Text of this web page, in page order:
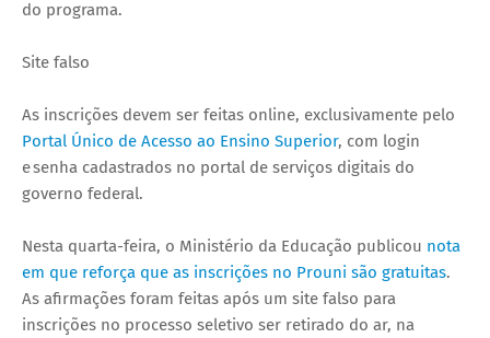
do programa.
Site falso
As inscrições devem ser feitas online, exclusivamente pelo
Portal Único de Acesso ao Ensino Superior, com login
e senha cadastrados no portal de serviços digitais do
governo federal.
Nesta quarta-feira, o Ministério da Educação publicou nota
em que reforça que as inscrições no Prouni são gratuitas.
As afirmações foram feitas após um site falso para
inscrições no processo seletivo ser retirado do ar, na